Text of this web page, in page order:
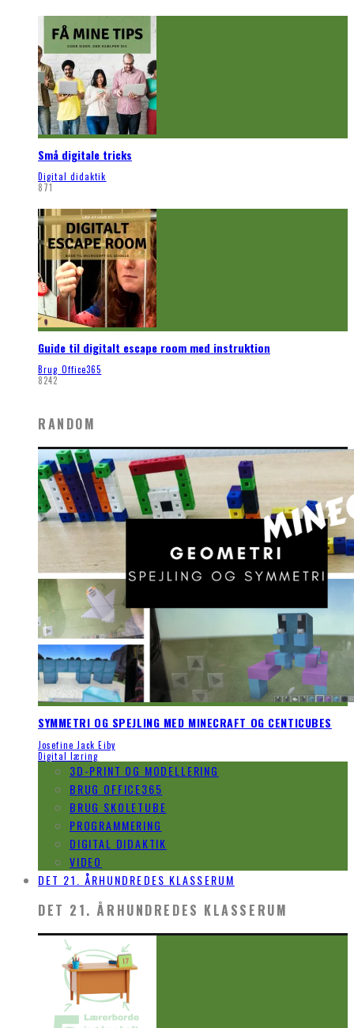
Små digitale tricks
Digital didaktik
871
Guide til digitalt escape room med instruktion
Brug Office365
8242
RANDOM
SYMMETRI OG SPEJLING MED MINECRAFT OG CENTICUBES
Josefine Jack Eiby
Digital læring
3D-PRINT OG MODELLERING
BRUG OFFICE365
BRUG SKOLETUBE
PROGRAMMERING
DIGITAL DIDAKTIK
VIDEO
DET 21. ÅRHUNDREDES KLASSERUM
DET 21. ÅRHUNDREDES KLASSERUM